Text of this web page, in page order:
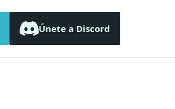
Únete a Discord